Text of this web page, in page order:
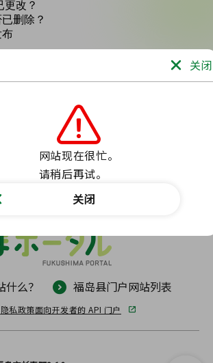
岛门户网站 未找到此类页面。
么？ 福岛县门户网站列表
隐私政策面向开发者的 API 门户
关闭
网站现在很忙。
请稍后再试。
关闭